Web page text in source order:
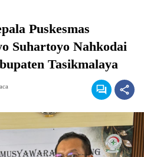
Puskesmas
Suhartoyo Nahkodai
Tasikmalaya